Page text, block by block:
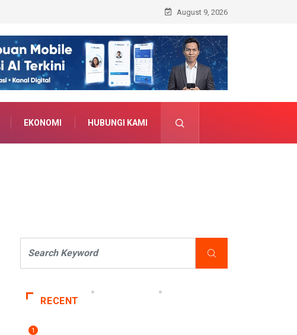
August 9, 2026
EKONOMI HUBUNGI KAMI
RECENT
1